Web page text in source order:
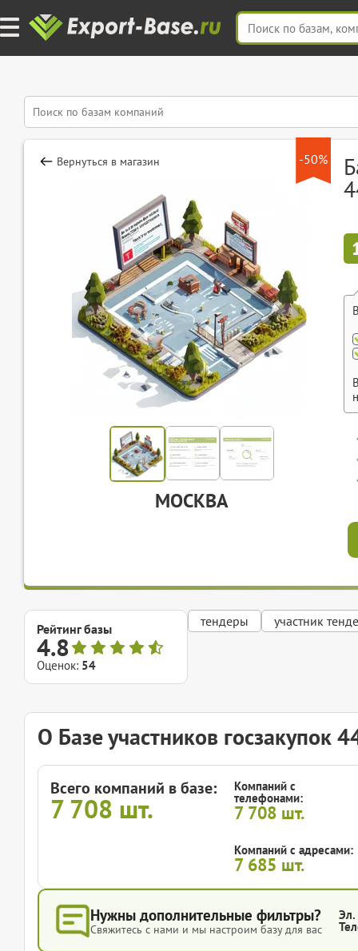
-50%
Вернуться в магазин
МОСКВА
Рейтинг базы
4.8
Оценок: 54
тендеры участник
О Базе участников госзакупок
Всего компаний в базе:
7 708 шт.
Компаний с
телефонами:
7 708 шт.
Компаний с адресами:
7 685 шт.
Нужны дополнительные фильтры?
Свяжитесь с нами и мы настроим базу для вас
Эл.